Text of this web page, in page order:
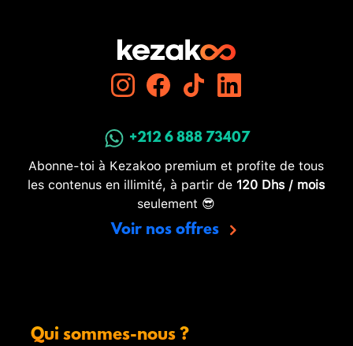
+212 6 888 73407
Abonne-toi à Kezakoo premium et profite de tous
les contenus en illimité, à partir de 120 Dhs / mois
seulement 😎
Voir nos offres
Qui sommes-nous ?